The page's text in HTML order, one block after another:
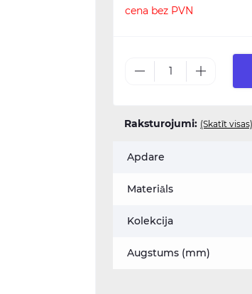
cena bez PVN
Raksturojumi: (Skatīt visas)
Apdare
Materiāls
Kolekcija
Augstums (mm)